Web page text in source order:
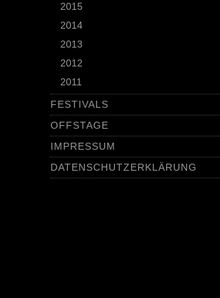
2015
2014
2013
2012
2011
FESTIVALS
OFFSTAGE
IMPRESSUM
DATENSCHUTZERKLÄRUNG